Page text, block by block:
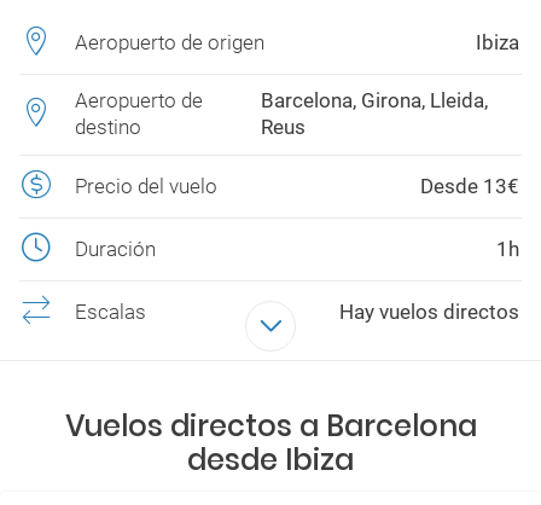
Aeropuerto de origen Ibiza
Aeropuerto de
destino
Barcelona, Girona, Lleida,
Reus
Precio del vuelo Desde 13€
Duración 1h
Escalas Hay vuelos directos
Vuelos directos a Barcelona
desde Ibiza